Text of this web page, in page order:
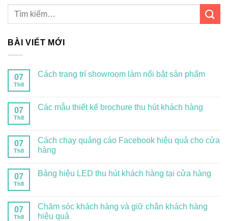
BÀI VIẾT MỚI
07
Th8
Cách trang trí showroom làm nổi bật sản phẩm
07
Th8
Các mẫu thiết kế brochure thu hút khách hàng
07
Th8
Cách chạy quảng cáo Facebook hiệu quả cho cửa
hàng
07
Th8
Bảng hiệu LED thu hút khách hàng tại cửa hàng
07
Th8
Chăm sóc khách hàng và giữ chân khách hàng
hiệu quả